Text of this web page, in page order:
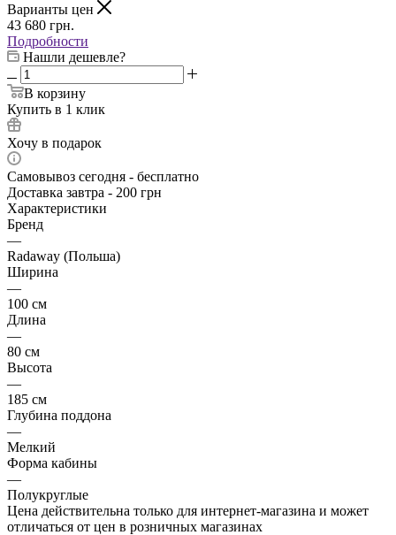
Варианты цен
43 680 грн.
Подробности
Нашли дешевле?
В корзину
Купить в 1 клик
Хочу в подарок
Самовывоз сегодня - бесплатно
Доставка завтра - 200 грн
Характеристики
Бренд
—
Radaway (Польша)
Ширина
—
100 см
Длина
—
80 см
Высота
—
185 см
Глубина поддона
—
Мелкий
Форма кабины
—
Полукруглые
Цена действительна только для интернет-магазина и может
отличаться от цен в розничных магазинах